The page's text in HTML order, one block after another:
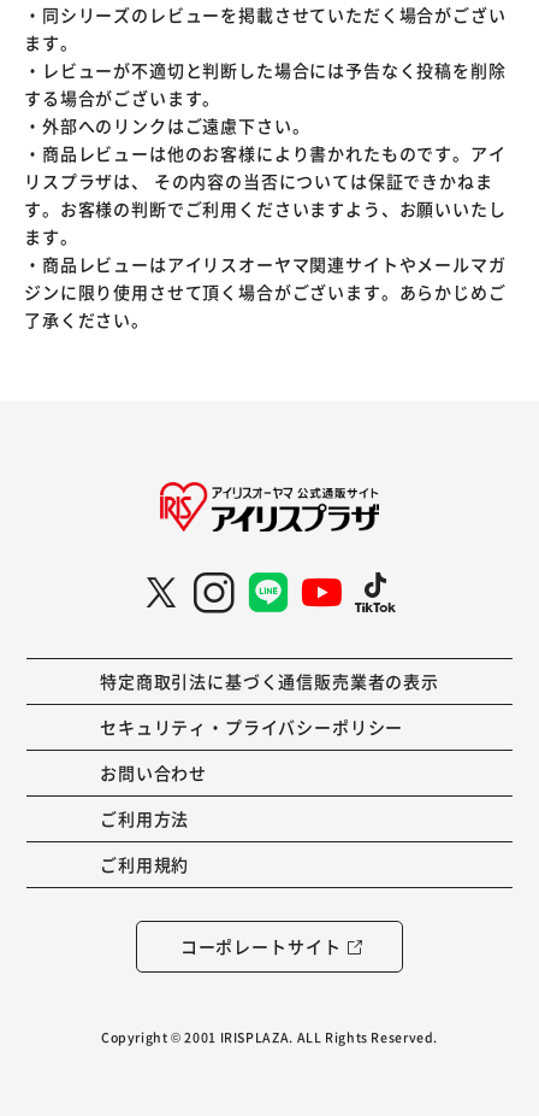
・同シリーズのレビューを掲載させていただく場合がござい
ます。
・レビューが不適切と判断した場合には予告なく投稿を削除
する場合がございます。
・外部へのリンクはご遠慮下さい。
・商品レビューは他のお客様により書かれたものです。アイ
リスプラザは、 その内容の当否については保証できかねま
す。お客様の判断でご利用くださいますよう、お願いいたし
ます。
・商品レビューはアイリスオーヤマ関連サイトやメールマガ
ジンに限り使用させて頂く場合がございます。あらかじめご
了承ください。
特定商取引法に基づく通信販売業者の表示
セキュリティ・プライバシーポリシー
お問い合わせ
ご利用方法
ご利用規約
コーポレートサイト
Copyright © 2001 IRISPLAZA. ALL Rights Reserved.